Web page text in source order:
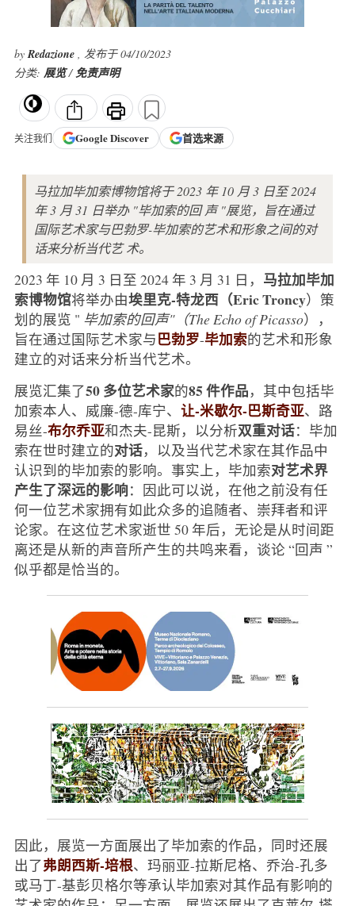
byRedazione , 发布于 04/10/2023
分类: 展览/免责声明
关注我们 GoogleDiscover 首选来源
马拉加毕加索博物馆将于 2023 年 10 月 3 日至 2024
年 3 月 31 日举办 "毕加索的回 声 "展览，旨在通过
国际艺术家与巴勃罗-毕加索的艺术和形象之间的对
话来分析当代艺 术。
2023 年 10 月 3 日至 2024 年 3 月 31 日， 马拉加毕加
索博物馆将举办由埃里克-特龙西（Eric Troncy）策
划的展览 " 毕加索的回声"（The Echo of Picasso），
旨在通过国际艺术家与巴勃罗-毕加索的艺术和形象
建立的对话来分析当代艺术。
展览汇集了50 多位艺术家的85 件作品，其中包括毕
加索本人、威廉-德-库宁、 让-米歇尔-巴斯奇亚、路
易丝-布尔乔亚和杰夫-昆斯，以分析双重对话：毕加
索在世时建立的对话，以及当代艺术家在其作品中
认识到的毕加索的影响。事实上，毕加索对艺术界
产生了深远的影响：因此可以说，在他之前没有任
何一位艺术家拥有如此众多的追随者、崇拜者和评
论家。在这位艺术家逝世 50 年后，无论是从时间距
离还是从新的声音所产生的共鸣来看，谈论 “回声 ”
似乎都是恰当的。
因此，展览一方面展出了毕加索的作品，同时还展
出了弗朗西斯-培根、玛丽亚-拉斯尼格、乔治-孔多
或马丁-基彭贝格尔等承认毕加索对其作品有影响的